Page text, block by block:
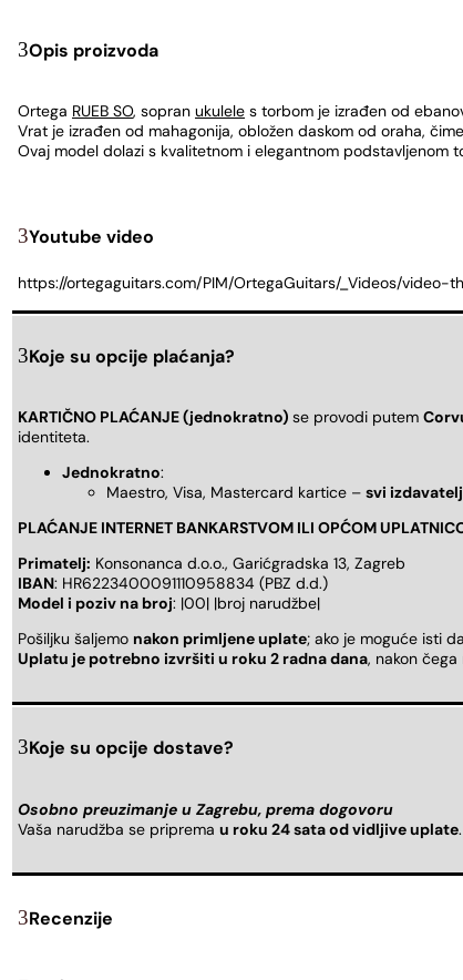
Opis proizvoda
Ortega RUEB SO, sopran ukulele s torbom je izrađen od
Vrat je izrađen od mahagonija, obložen daskom od oraha,
Ovaj model dolazi s kvalitetnom i elegantnom podstavljenom
Youtube video
https://ortegaguitars.com/PIM/OrtegaGuitars/_Videos/
Koje su opcije plaćanja?
KARTIČNO PLAĆANJE (jednokratno) se provodi putem
identiteta.
Jednokratno:
Maestro, Visa, Mastercard kartice – svi
PLAĆANJE INTERNET BANKARSTVOM ILI OPĆOM
Primatelj: Konsonanca d.o.o., Garićgradska 13, Zagreb
IBAN: HR6223400091110958834 (PBZ d.d.)
Model i poziv na broj: |00| |broj narudžbe|
Pošiljku šaljemo nakon primljene uplate; ako je moguće isti
Uplatu je potrebno izvršiti u roku 2 radna dana, nakon
Koje su opcije dostave?
Osobno preuzimanje u Zagrebu, prema dogovoru
Vaša narudžba se priprema u roku 24 sata od vidljive uplate
Recenzije